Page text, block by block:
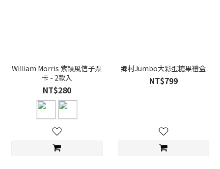
William Morris 紫韻風信子票
卡 - 2款入
NT$280
鄉村Jumbo大彩蛋糖果禮盒
NT$799